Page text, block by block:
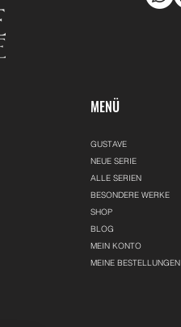
MENÜ
GUSTAVE
NEUE SERIE
ALLE SERIEN
BESONDERE WERKE
SHOP
BLOG
MEIN KONTO
MEINE BESTELLUNGEN